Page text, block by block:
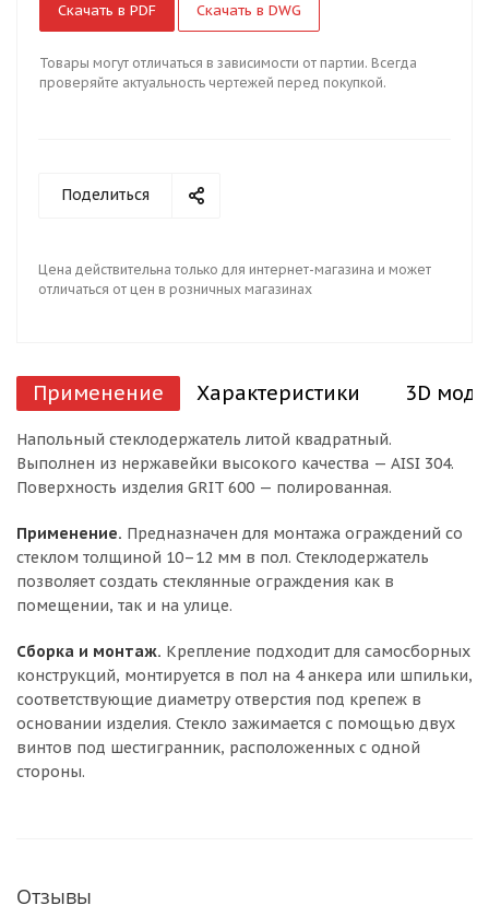
Скачать в PDF Скачать в DWG
Товары могут отличаться в зависимости от партии. Всегда
проверяйте актуальность чертежей перед покупкой.
Поделиться
Цена действительна только для интернет-магазина и может
отличаться от цен в розничных магазинах
Применение Характеристики 3D
Напольный стеклодержатель литой квадратный.
Выполнен из нержавейки высокого качества — AISI 304.
Поверхность изделия GRIT 600 — полированная.
Применение. Предназначен для монтажа ограждений со
стеклом толщиной 10–12 мм в пол. Стеклодержатель
позволяет создать стеклянные ограждения как в
помещении, так и на улице.
Сборка и монтаж. Крепление подходит для самосборных
конструкций, монтируется в пол на 4 анкера или шпильки,
соответствующие диаметру отверстия под крепеж в
основании изделия. Стекло зажимается с помощью двух
винтов под шестигранник, расположенных с одной
стороны.
Отзывы